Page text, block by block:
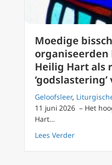
Moedige
Heilig Hart als
Geloofsleer,
11 juni 2026 – Het
Hart…
Lees Verderabout